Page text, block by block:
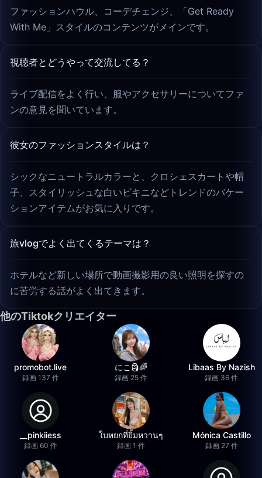
ファッションハウル、コーデチェンジ、「Get Ready
With Me」スタイルのコンテンツがメインです。
視聴者とどうやって交流してる？
ライブ配信をよく行い、服やアクセサリーについてファ
ンの意見を聞いています。
彼女のファッションスタイルは？
シックなニュートラルカラーと、クロシェスカートや帽
子、スタイリッシュな白いビキニなどトレンドのバケー
ションアイテムがお気に入りです。
旅vlogでよく出てくるテーマは？
ホテルなど新しい場所で動画撮影用の良い照明を探すの
に苦労する話がよく出てきます。
他のTiktokクリエイター
promobot.live
録画 137 件
にこ🗿🌈
録画 25 件
Libaas By Nazish
録画 36 件
__pinkiiess
録画 60 件
ใบหยกที่ยิ้มหวานๆ
録画 1 件
Mónica Castillo
録画 27 件